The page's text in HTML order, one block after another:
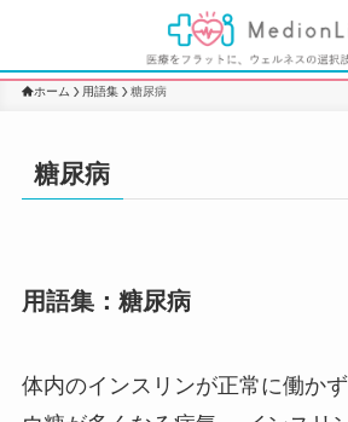
ホーム 用語集 糖尿病
糖尿病
用語集：糖尿病
体内のインスリンが正常に働か